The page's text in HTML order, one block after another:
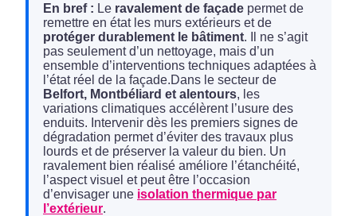
En bref : Le ravalement de façade permet de
remettre en état les murs extérieurs et de
protéger durablement le bâtiment. Il ne s’agit
pas seulement d’un nettoyage, mais d’un
ensemble d’interventions techniques adaptées à
l’état réel de la façade.Dans le secteur de
Belfort, Montbéliard et alentours, les
variations climatiques accélèrent l’usure des
enduits. Intervenir dès les premiers signes de
dégradation permet d’éviter des travaux plus
lourds et de préserver la valeur du bien. Un
ravalement bien réalisé améliore l’étanchéité,
l’aspect visuel et peut être l’occasion
d’envisager une isolation thermique par
l’extérieur.